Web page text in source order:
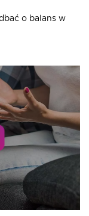
o balans w